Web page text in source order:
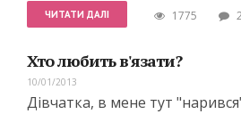
ЧИТАТИ ДАЛІ 1775
Хто любить в'язати?
10/01/2013
Дівчатка, в мене тут